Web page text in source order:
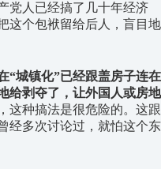
党人已经搞了几十年经济
这个包袱留给后人，盲目地
“城镇化”已经跟盖房子连在
给剥夺了，让外国人或房地
这种搞法是很危险的。这跟
经多次讨论过，就怕这个东